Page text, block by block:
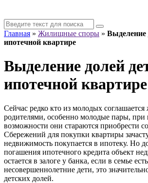
Главная » Жилищные споры » Выделение
ипотечной квартире
Выделение долей
ипотечной квартире
Сейчас редко кто из молодых соглашается
родителями, особенно молодые пары, при
возможности они стараются приобрести
Сбережений для покупки квартиры
недвижимость покупается в ипотеку. Но
погашения ипотечного кредита объект
остается в залоге у банка, если в семье есть
несовершеннолетние дети, это
детских долей.